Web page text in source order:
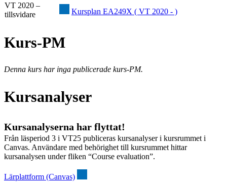
VT 2020 –
tillsvidare
Kursplan EA249X ( VT 2020 - )
Kurs-PM
Denna kurs har inga publicerade kurs-PM.
Kursanalyser
Kursanalyserna har flyttat!
Från läsperiod 3 i VT25 publiceras kursanalyser i kursrummet i
Canvas. Användare med behörighet till kursrummet hittar
kursanalysen under fliken “Course evaluation”.
Lärplattform (Canvas)